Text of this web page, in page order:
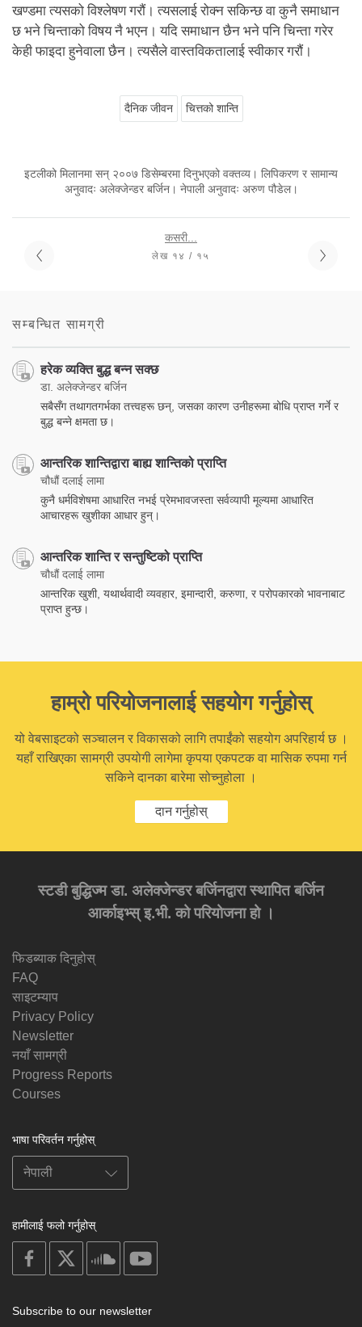
खण्डमा त्यसको विश्लेषण गरौं। त्यसलाई रोक्न सकिन्छ वा कुनै समाधान
छ भने चिन्ताको विषय नै भएन। यदि समाधान छैन भने पनि चिन्ता गरेर
केही फाइदा हुनेवाला छैन। त्यसैले वास्तविकतालाई स्वीकार गरौं।
दैनिक जीवन चित्तको शान्ति
इटलीको मिलानमा सन् २००७ डिसेम्बरमा दिनुभएको वक्तव्य। लिपिकरण र सामान्य
अनुवादः अलेक्जेन्डर बर्जिन। नेपाली अनुवादः अरुण पौडेल।
कसरी...
लेख १४ / १५
सम्बन्धित सामग्री
हरेक व्यक्ति बुद्ध बन्न सक्छ
डा. अलेक्जेन्डर बर्जिन
सबैसँग तथागतगर्भका तत्त्वहरू छन्, जसका कारण उनीहरूमा बोधि प्राप्त गर्ने र
बुद्ध बन्ने क्षमता छ।
आन्तरिक शान्तिद्वारा बाह्य शान्तिको प्राप्ति
चौधौं दलाई लामा
कुनै धर्मविशेषमा आधारित नभई प्रेमभावजस्ता सर्वव्यापी मूल्यमा आधारित
आचारहरू खुशीका आधार हुन्।
आन्तरिक शान्ति र सन्तुष्टिको प्राप्ति
चौधौं दलाई लामा
आन्तरिक खुशी, यथार्थवादी व्यवहार, इमान्दारी, करुणा, र परोपकारको भावनाबाट
प्राप्त हुन्छ।
हाम्रो परियोजनालाई सहयोग गर्नुहोस्
यो वेबसाइटको सञ्चालन र विकासको लागि तपाईंको सहयोग अपरिहार्य छ ।
यहाँ राखिएका सामग्री उपयोगी लागेमा कृपया एकपटक वा मासिक रुपमा गर्न
सकिने दानका बारेमा सोच्नुहोला ।
दान गर्नुहोस्
स्टडी बुद्धिज्म डा. अलेक्जेन्डर बर्जिनद्वारा स्थापित बर्जिन
आर्काइभ्स् इ.भी. को परियोजना हो ।
फिडब्याक दिनुहोस्
FAQ
साइटम्याप
Privacy Policy
Newsletter
नयाँ सामग्री
Progress Reports
Courses
भाषा परिवर्तन गर्नुहोस्
हामीलाई फलो गर्नुहोस्
on
facebook
soundcloud
Subscribe to our newsletter